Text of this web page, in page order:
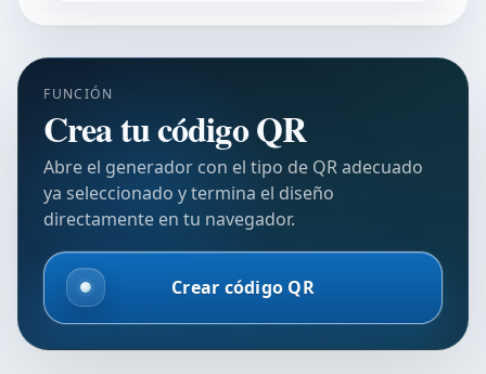
FUNCIÓN
Crea tu código QR
Abre el generador con el tipo de QR adecuado
ya seleccionado y termina el diseño
directamente en tu navegador.
Crear código QR